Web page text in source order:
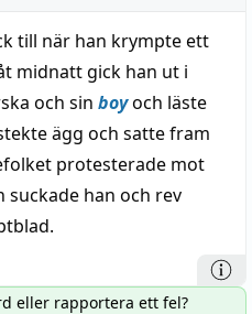
till när han krympte ett
midnatt gick han ut i
och sin boyoch läste
ägg och satte fram
protesterade mot
suckade han och rev
eller rapportera ett fel?